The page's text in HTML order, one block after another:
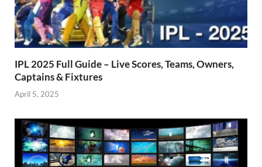
IPL 2025 Full Guide – Live Scores, Teams, Owners,
Captains & Fixtures
April 5, 2025